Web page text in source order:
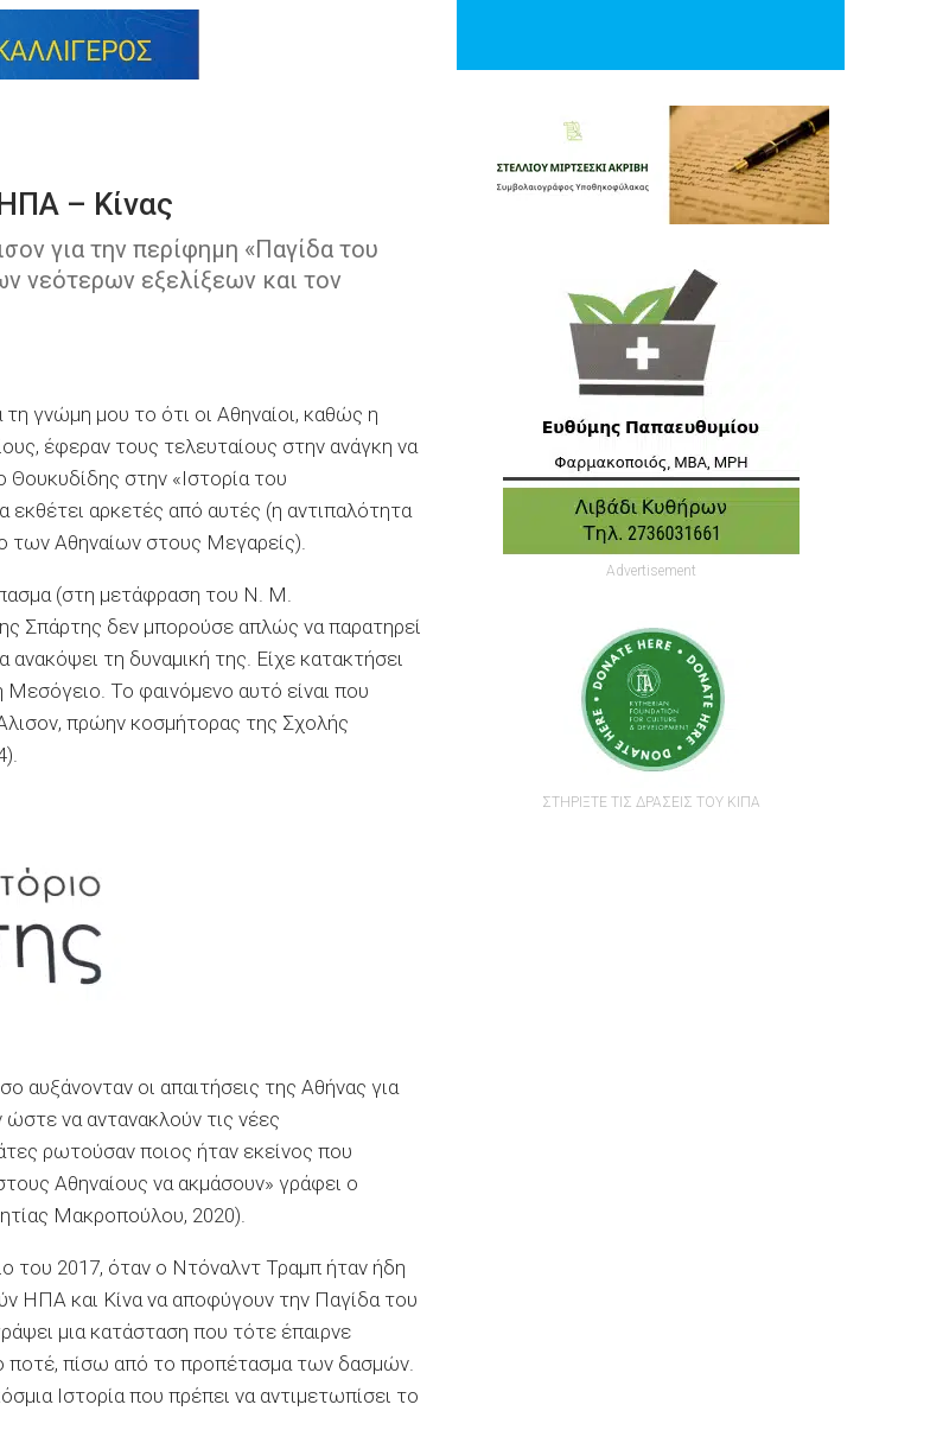
– Κίνας
για την περίφημη «Παγίδα του
νεότερων εξελίξεων και τον
τη γνώμη μου το ότι οι Αθηναίοι, καθώς η
έφεραν τους τελευταίους στην ανάγκη να
στην «Ιστορία του
αρκετές από αυτές (η αντιπαλότητα
των Αθηναίων στους Μεγαρείς).
(στη μετάφραση του Ν. Μ.
Σπάρτης δεν μπορούσε απλώς να παρατηρεί
τη δυναμική της. Είχε κατακτήσει
Μεσόγειο. Το φαινόμενο αυτό είναι που
πρώην κοσμήτορας της Σχολής
αυξάνονταν οι απαιτήσεις της Αθήνας για
να αντανακλούν τις νέες
ρωτούσαν ποιος ήταν εκείνος που
Αθηναίους να ακμάσουν» γράφει ο
Μακροπούλου, 2020).
του 2017, όταν ο Ντόναλντ Τραμπ ήταν ήδη
και Κίνα να αποφύγουν την Παγίδα του
μια κατάσταση που τότε έπαιρνε
ποτέ, πίσω από το προπέτασμα των δασμών.
Ιστορία που πρέπει να αντιμετωπίσει το
Advertisement
ΣΤΗΡΙΞΤΕ ΤΙΣ ΔΡΑΣΕΙΣ ΤΟΥ ΚΙΠΑ